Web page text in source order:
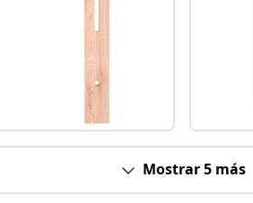
Mostrar 5 más